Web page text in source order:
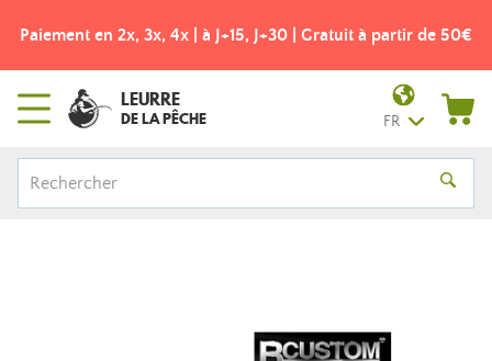
Paiement en 2x, 3x, 4x | à J+15, J+30 | Gratuit à partir de 50€
LEURRE
DE LA PÊCHE FR